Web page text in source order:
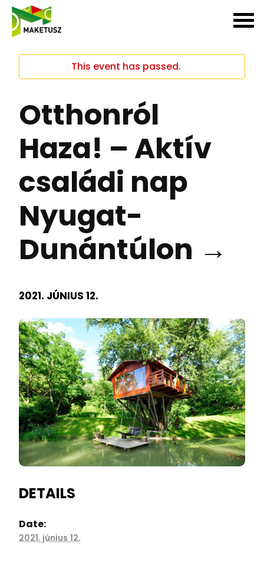
This event has passed.
Otthonról
Haza! – Aktív
családi nap
Nyugat-
Dunántúlon →
2021. JÚNIUS 12.
DETAILS
Date:
2021. június 12.